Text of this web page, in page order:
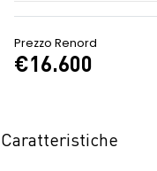
Prezzo Renord
€16.600
Caratteristiche